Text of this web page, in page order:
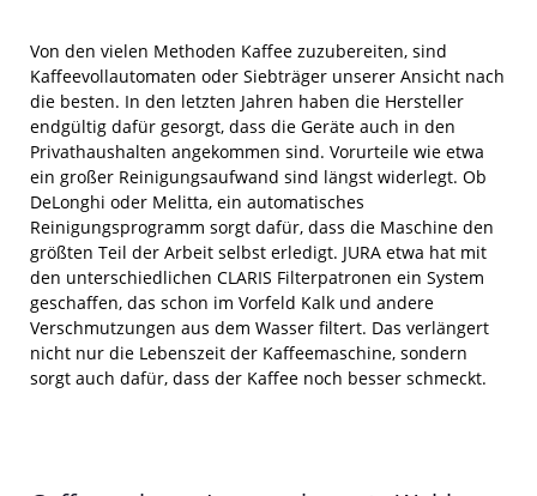
Von den vielen Methoden Kaffee zuzubereiten, sind
Kaffeevollautomaten oder Siebträger unserer Ansicht nach
die besten. In den letzten Jahren haben die Hersteller
endgültig dafür gesorgt, dass die Geräte auch in den
Privathaushalten angekommen sind. Vorurteile wie etwa
ein großer Reinigungsaufwand sind längst widerlegt. Ob
DeLonghi oder Melitta, ein automatisches
Reinigungsprogramm sorgt dafür, dass die Maschine den
größten Teil der Arbeit selbst erledigt. JURA etwa hat mit
den unterschiedlichen CLARIS Filterpatronen ein System
geschaffen, das schon im Vorfeld Kalk und andere
Verschmutzungen aus dem Wasser filtert. Das verlängert
nicht nur die Lebenszeit der Kaffeemaschine, sondern
sorgt auch dafür, dass der Kaffee noch besser schmeckt.